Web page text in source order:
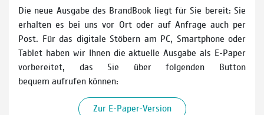
Die neue Ausgabe des BrandBook liegt für Sie bereit: Sie
erhalten es bei uns vor Ort oder auf Anfrage auch per
Post. Für das digitale Stöbern am PC, Smartphone oder
Tablet haben wir Ihnen die aktuelle Ausgabe als E-Paper
vorbereitet, das Sie über folgenden Button
bequem aufrufen können:
Zur E-Paper-Version